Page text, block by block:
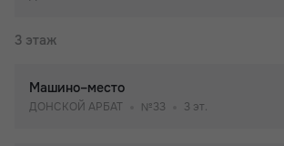
3 этаж
Машино–место
ДОНСКОЙ АРБАТ №33 3 эт.